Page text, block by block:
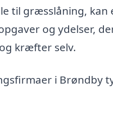
til græsslåning, kan
og ydelser,
kræfter selv.
i Brøndby